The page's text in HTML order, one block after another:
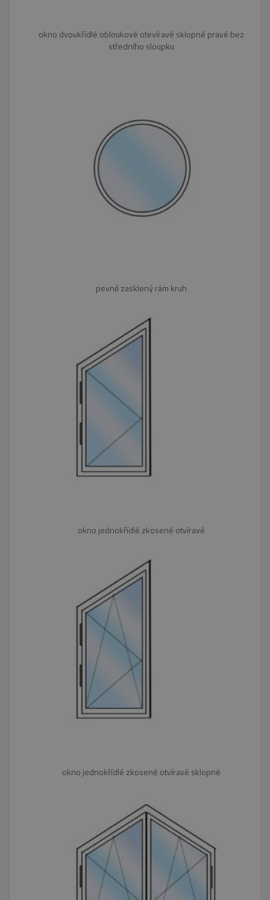
okno dvoukřídlé obloukové otevíravé sklopné pravé bez
středního sloupku
pevně zasklený rám kruh
okno jednokřídlé zkosené otvíravé
okno jednokřídlé zkosené otvíravé sklopné